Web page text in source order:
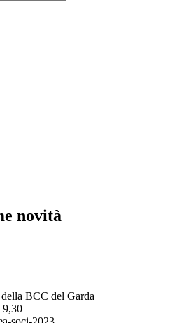
novità
BCC del Garda
9,30